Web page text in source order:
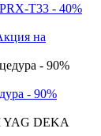
T33 - 40%
на
- 90%